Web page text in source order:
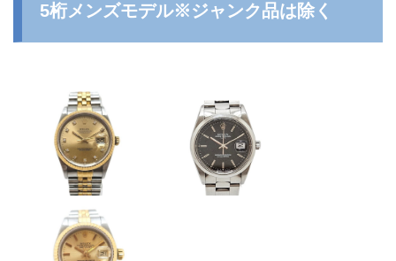
5桁メンズモデル※ジャンク品は除く